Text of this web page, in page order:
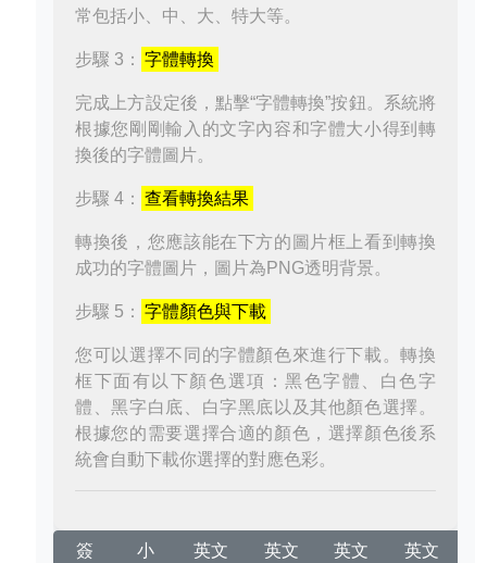
常包括小、中、大、特大等。
步驟 3： 字體轉換
完成上方設定後，點擊“字體轉換”按鈕。系統將
根據您剛剛輸入的文字內容和字體大小得到轉
換後的字體圖片。
步驟 4： 查看轉換結果
轉換後，您應該能在下方的圖片框上看到轉換
成功的字體圖片，圖片為PNG透明背景。
步驟 5： 字體顏色與下載
您可以選擇不同的字體顏色來進行下載。轉換
框下面有以下顏色選項：黑色字體、白色字
體、黑字白底、白字黑底以及其他顏色選擇。
根據您的需要選擇合適的顏色，選擇顏色後系
統會自動下載你選擇的對應色彩。
簽
小
英文
英文
英文
英文